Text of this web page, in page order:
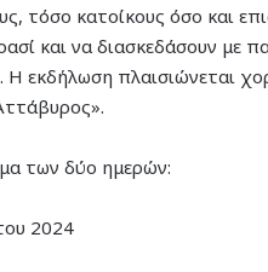
τόσο κατοίκους όσο και
και να διασκεδάσουν με
Η εκδήλωση πλαισιώνεται
των δύο ημερών:
2024